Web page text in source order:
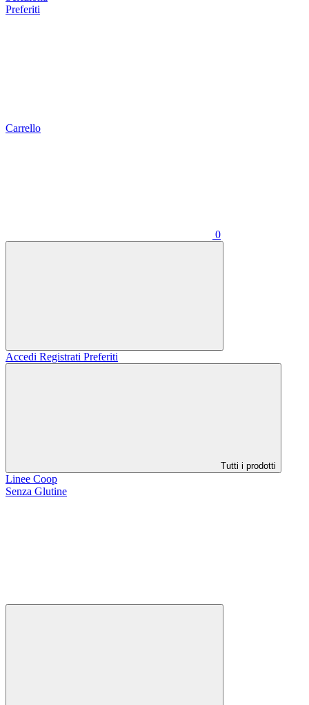
Preferiti
Carrello
0
Accedi Registrati Preferiti
Tutti i prodotti
Linee Coop
Senza Glutine